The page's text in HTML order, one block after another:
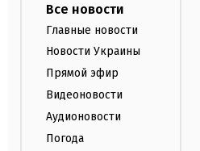
Все новости
Главные новости
Новости Украины
Прямой эфир
Видеоновости
Аудионовости
Погода